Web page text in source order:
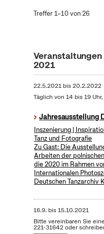
Treffer 1–10 von 26
2021
22.5.2021bis20.2.2022
Täglich von 14 bis 19
Jahresausstellung
Inszenierung |
Tanz und Fotografie
Zu Gast: Die
Arbeiten der
die 2020 im Rahmen
Internationalen
Deutschen Tanzarchiv
16.9. bis15.10.2021
Bitte vereinbaren Sie
221-31642 oder